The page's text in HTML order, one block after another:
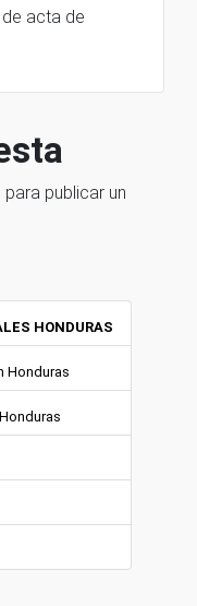
acta de
para publicar un
HONDURAS
Honduras